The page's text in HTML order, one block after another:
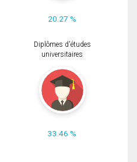
20.27 %
Diplômes d'études
universitaires
33.46 %